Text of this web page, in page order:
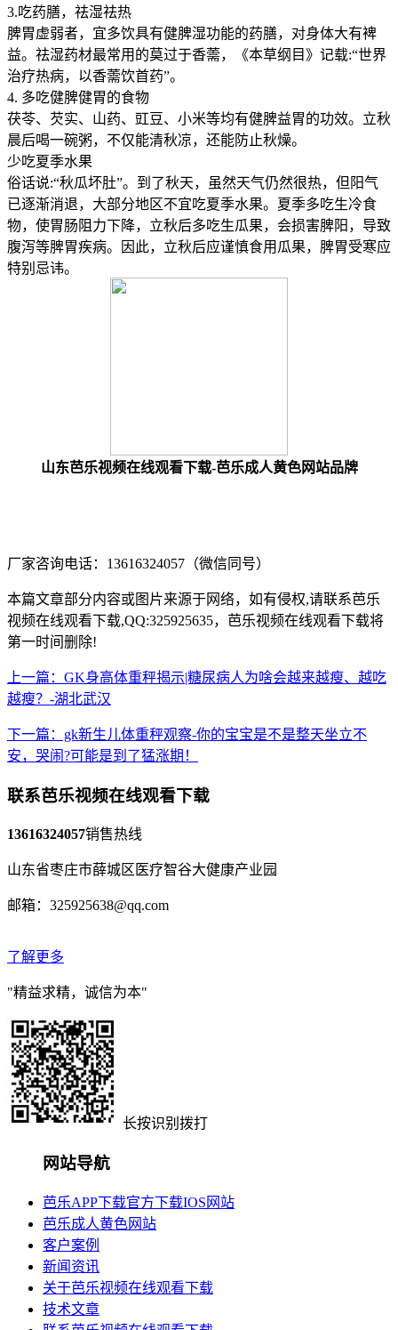
3.吃药膳，祛湿祛热
脾胃虚弱者，宜多饮具有健脾湿功能的药膳，对身体大有裨
益。祛湿药材最常用的莫过于香薷，《本草纲目》记载:“世界
治疗热病，以香薷饮首药”。
4. 多吃健脾健胃的食物
茯苓、芡实、山药、豇豆、小米等均有健脾益胃的功效。立秋
晨后喝一碗粥，不仅能清秋凉，还能防止秋燥。
少吃夏季水果
俗话说:“秋瓜坏肚”。到了秋天，虽然天气仍然很热，但阳气
已逐渐消退，大部分地区不宜吃夏季水果。夏季多吃生冷食
物，使胃肠阻力下降，立秋后多吃生瓜果，会损害脾阳，导致
腹泻等脾胃疾病。因此，立秋后应谨慎食用瓜果，脾胃受寒应
特别忌讳。
山东芭乐视频在线观看下载-芭乐成人黄色网站品牌
厂家咨询电话：13616324057（微信同号）
本篇文章部分内容或图片来源于网络，如有侵权,请联系芭乐
视频在线观看下载,QQ:325925635，芭乐视频在线观看下载将
第一时间删除!
上一篇：GK身高体重秤揭示|糖尿病人为啥会越来越瘦、越吃
越瘦？-湖北武汉
下一篇：gk新生儿体重秤观察-你的宝宝是不是整天坐立不
安，哭闹?可能是到了猛涨期！
联系芭乐视频在线观看下载
13616324057销售热线
山东省枣庄市薛城区医疗智谷大健康产业园
邮箱：325925638@qq.com
了解更多
"精益求精，诚信为本"
长按识别拨打
网站导航
芭乐APP下载官方下载IOS网站
芭乐成人黄色网站
客户案例
新闻资讯
关于芭乐视频在线观看下载
技术文章